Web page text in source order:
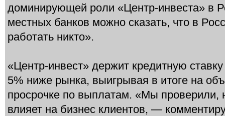
доминирующей роли «Центр-инвеста» в
местных банков можно сказать, что в
работать никто».
«Центр-инвест» держит кредитную
5% ниже рынка, выигрывая в итоге на
просрочке по выплатам. «Мы проверили,
влияет на бизнес клиентов, —